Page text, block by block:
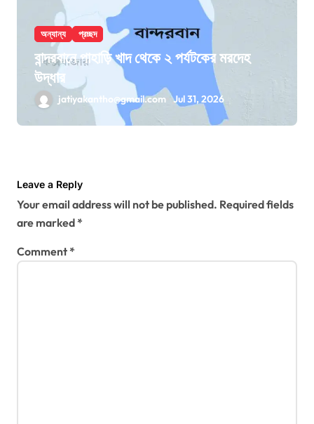
অন্যান্য প্রচ্ছদ
বান্দরবানে পাহাড়ি খাদ থেকে ২ পর্যটকের মরদেহ
উদ্ধার
jatiyakantho@gmail.com Jul 31, 2026
Leave a Reply
Your email address will not be published. Required fields
are marked*
Comment*